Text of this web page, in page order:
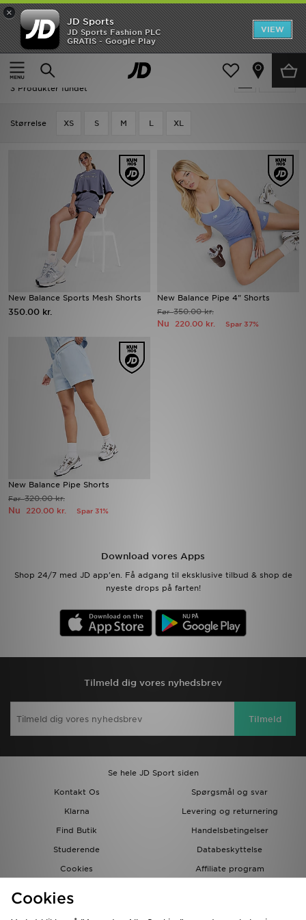
×
JD Sports
JD Sports Fashion PLC
GRATIS - Google Play
VIEW
Hjem
Damer Dametøj Shorts
Damer - Blå New Balance Shorts
3 Produkter fundet
Størrelse XS S M L XL
New Balance Sports Mesh Shorts
350.00 kr.
New Balance Pipe 4" Shorts
Før350.00 kr.
Nu 220.00 kr. Spar 37%
New Balance Pipe Shorts
Før320.00 kr.
Nu 220.00 kr. Spar 31%
Download vores Apps
Shop 24/7 med JD app'en. Få adgang til eksklusive tilbud & shop de
nyeste drops på farten!
Tilmeld dig vores nyhedsbrev
Tilmeld
Se hele JD Sport siden
Kontakt Os
Spørgsmål og svar
Klarna
Levering og returnering
Find Butik
Handelsbetingelser
Studerende
Databeskyttelse
Cookies
Affiliate program
Hjem
Udsalg
Nyheder
Bestsellers
Fodbold
Download JD app'en
Mine beskeder
Hjælp & information
Cookies